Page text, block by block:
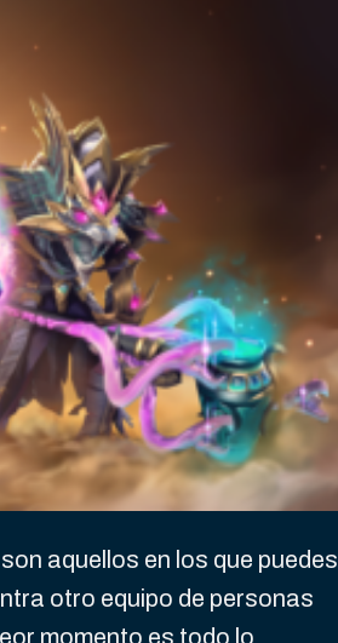
son aquellos en los que puedes
otro equipo de personas
momento es todo lo